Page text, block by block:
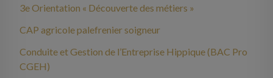
3e Orientation « Découverte des métiers »
CAP agricole palefrenier soigneur
Conduite et Gestion de l’Entreprise Hippique (BAC Pro
CGEH)